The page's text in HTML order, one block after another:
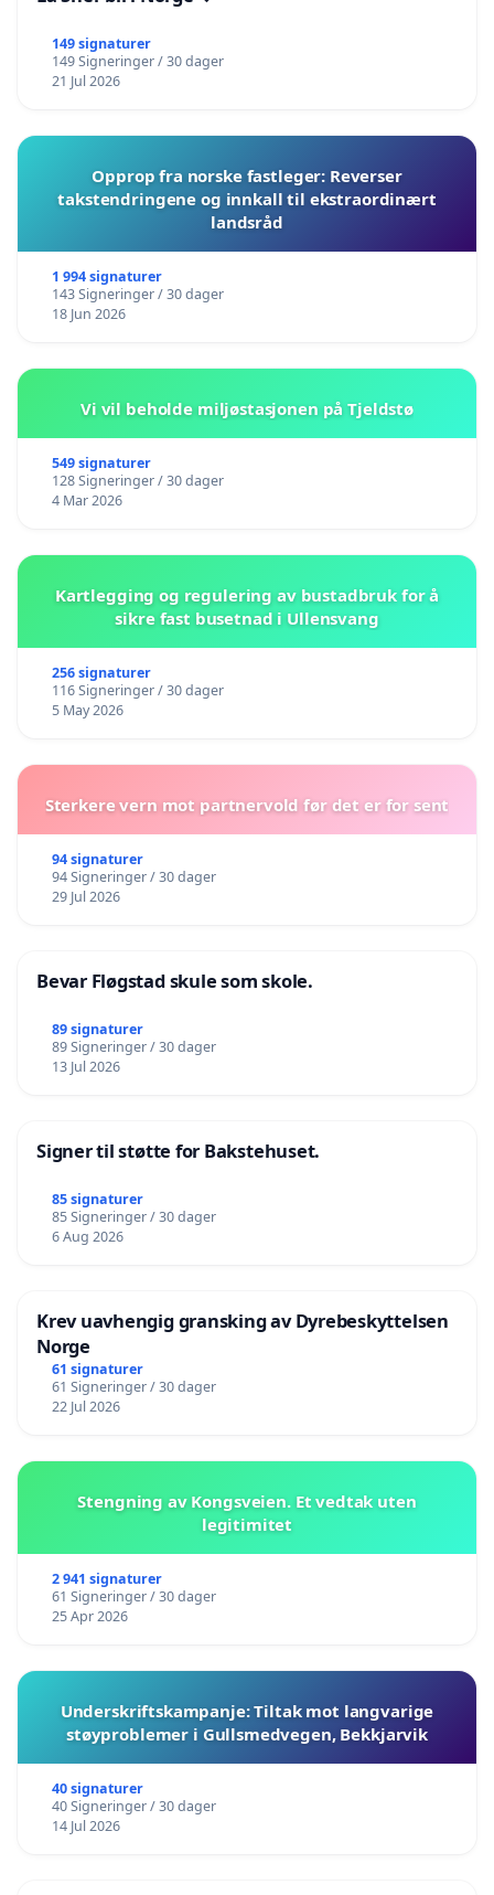
149 signaturer
149 Signeringer / 30 dager
21 Jul 2026
Opprop fra norske fastleger: Reverser
takstendringene og innkall til ekstraordinært
landsråd
1 994 signaturer
143 Signeringer / 30 dager
18 Jun 2026
Vi vil beholde miljøstasjonen på Tjeldstø
549 signaturer
128 Signeringer / 30 dager
4 Mar 2026
Kartlegging og regulering av bustadbruk for å
sikre fast busetnad i Ullensvang
256 signaturer
116 Signeringer / 30 dager
5 May 2026
Sterkere vern mot partnervold før det er for sent
94 signaturer
94 Signeringer / 30 dager
29 Jul 2026
Bevar Fløgstad skule som skole.
89 signaturer
89 Signeringer / 30 dager
13 Jul 2026
Signer til støtte for Bakstehuset.
85 signaturer
85 Signeringer / 30 dager
6 Aug 2026
Krev uavhengig gransking av Dyrebeskyttelsen
Norge
61 signaturer
61 Signeringer / 30 dager
22 Jul 2026
Stengning av Kongsveien. Et vedtak uten
legitimitet
2 941 signaturer
61 Signeringer / 30 dager
25 Apr 2026
Underskriftskampanje: Tiltak mot langvarige
støyproblemer i Gullsmedvegen, Bekkjarvik
40 signaturer
40 Signeringer / 30 dager
14 Jul 2026